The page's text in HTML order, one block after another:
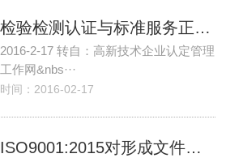
检验检测认证与标准服务正式列入国家重点支持高新技术领域
2016-2-17 转自：高新技术企业认定管理
工作网&nbs···
时间：2016-02-17
ISO9001:2015对形成文件的信息是这么要求的！